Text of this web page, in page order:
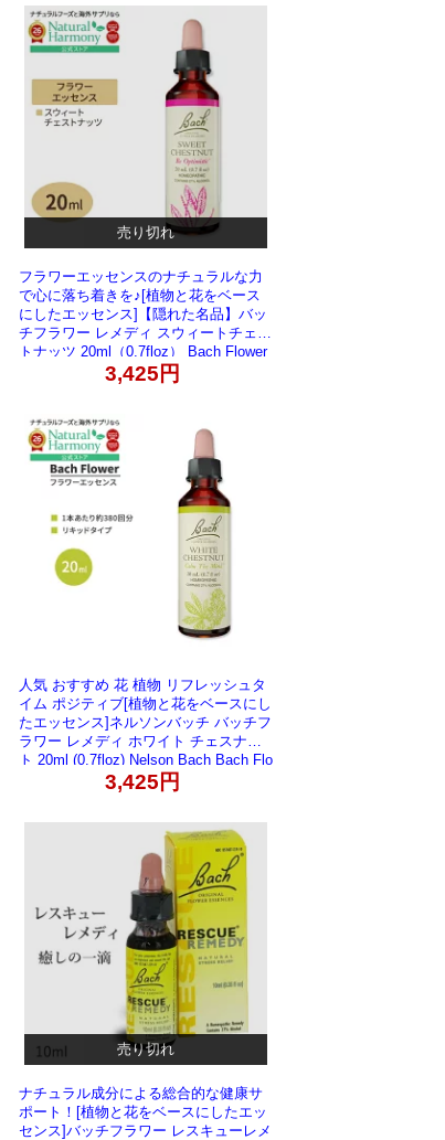
売り切れ
フラワーエッセンスのナチュラルな力
で心に落ち着きを♪[植物と花をベース
にしたエッセンス]【隠れた名品】バッ
チフラワー レメディ スウィートチェス
トナッツ 20ml（0.7floz） Bach Flower
Bach Original Flower Remedies Walnut
0.7 fl oz（20 ml）【お取り寄せ商品】
3,425円
人気 おすすめ 花 植物 リフレッシュタ
イム ポジティブ[植物と花をベースにし
たエッセンス]ネルソンバッチ バッチフ
ラワー レメディ ホワイト チェスナッ
ト 20ml (0.7floz) Nelson Bach Bach Flo
wer Remedy White Chestnut フラワー
エッセンス【お取り寄せ商品】
3,425円
売り切れ
ナチュラル成分による総合的な健康サ
ポート！[植物と花をベースにしたエッ
センス]バッチフラワー レスキューレメ